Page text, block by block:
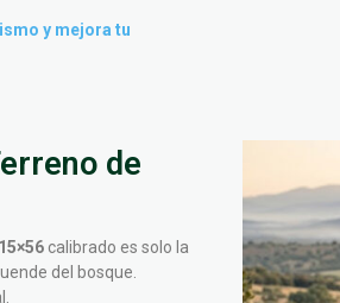
y mejora tu
de
calibrado es solo la
del bosque.